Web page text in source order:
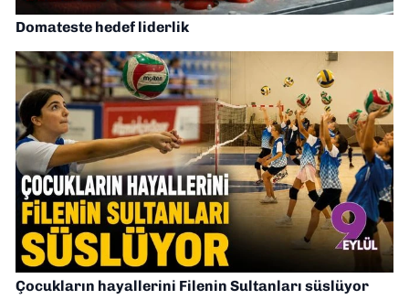
Domateste hedef liderlik
Çocukların hayallerini Filenin Sultanları süslüyor